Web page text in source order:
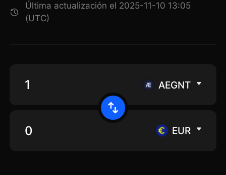
Última actualización el 2025-11-10 13:05
(UTC)
AEGNT
EUR